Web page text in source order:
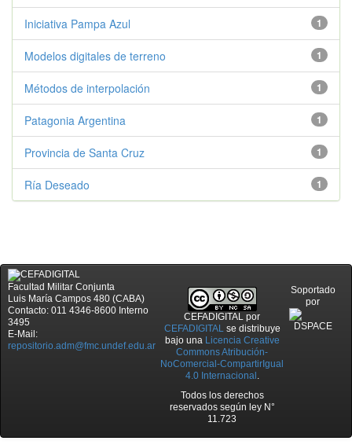
1
Iniciativa Pampa Azul
1
Modelos digitales de terreno
1
Métodos de interpolación
1
Patagonia Argentina
1
Provincia de Santa Cruz
1
Ría Deseado
Facultad Militar Conjunta
Luis María Campos 480 (CABA)
Contacto: 011 4346-8600 Interno
3495
E-Mail:
repositorio.adm@fmc.undef.edu.ar
CEFADIGITAL por
CEFADIGITALse distribuye
bajo una Licencia Creative
Commons Atribución-
NoComercial-CompartirIgual
4.0 Internacional .
Todos los derechos
reservados según ley N°
11.723
Soportado
por